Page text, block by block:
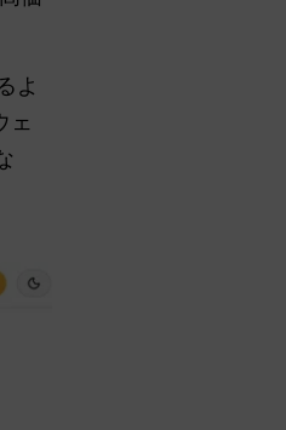
よ
ェ